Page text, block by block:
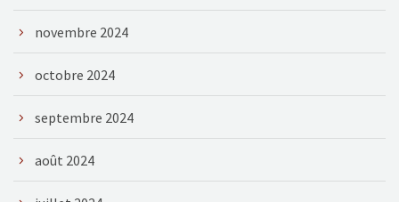
novembre 2024
octobre 2024
septembre 2024
août 2024